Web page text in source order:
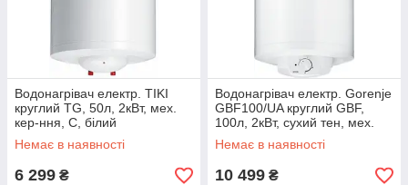
Водонагрівач електр. TIKI
круглий TG, 50л, 2кВт, мех.
кер-ння, C, білий
TG50NPRIME50V9_TIKI
Немає в наявності
6 299 ₴
Водонагрівач електр. Gorenje
GBF100/UA круглий GBF,
100л, 2кВт, сухий тен, мех.
кер-ння, C, білий
Немає в наявності
10 499 ₴